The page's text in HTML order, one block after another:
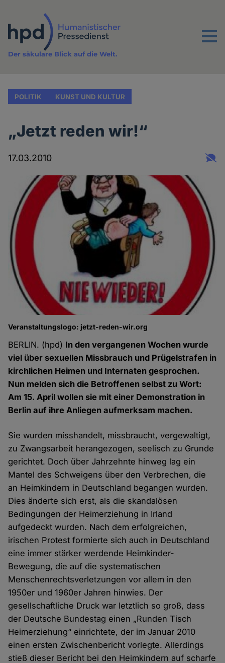
Inhalt
Menu
Der säkulare Blick auf die Welt.
POLITIK KUNST UND KULTUR
„Jetzt reden wir!“
17.03.2010
Veranstaltungslogo: jetzt-reden-wir.org
BERLIN. (hpd) In den vergangenen Wochen wurde
viel über sexuellen Missbrauch und Prügelstrafen in
kirchlichen Heimen und Internaten gesprochen.
Nun melden sich die Betroffenen selbst zu Wort:
Am 15. April wollen sie mit einer Demonstration in
Berlin auf ihre Anliegen aufmerksam machen.
Sie wurden misshandelt, missbraucht, vergewaltigt,
zu Zwangsarbeit herangezogen, seelisch zu Grunde
gerichtet. Doch über Jahrzehnte hinweg lag ein
Mantel des Schweigens über den Verbrechen, die
an Heimkindern in Deutschland begangen wurden.
Dies änderte sich erst, als die skandalösen
Bedingungen der Heimerziehung in Irland
aufgedeckt wurden. Nach dem erfolgreichen,
irischen Protest formierte sich auch in Deutschland
eine immer stärker werdende Heimkinder-
Bewegung, die auf die systematischen
Menschenrechtsverletzungen vor allem in den
1950er und 1960er Jahren hinwies. Der
gesellschaftliche Druck war letztlich so groß, dass
der Deutsche Bundestag einen „Runden Tisch
Heimerziehung“ einrichtete, der im Januar 2010
einen ersten Zwischenbericht vorlegte. Allerdings
stieß dieser Bericht bei den Heimkindern auf scharfe